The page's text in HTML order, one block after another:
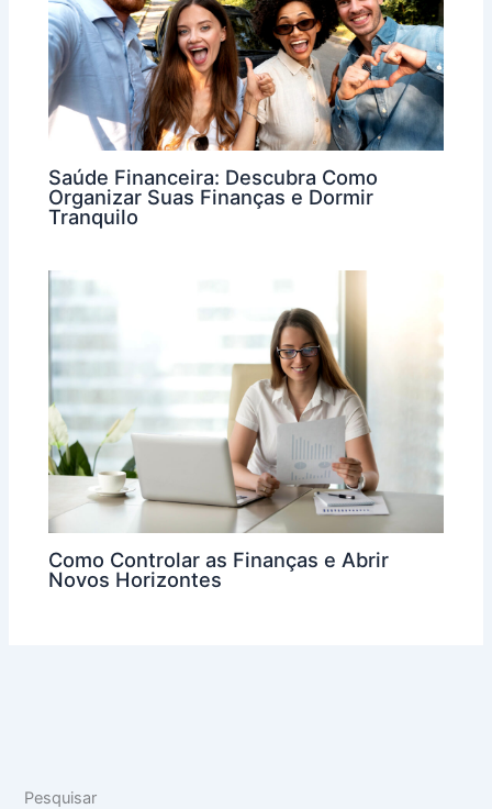
Saúde Financeira: Descubra Como
Organizar Suas Finanças e Dormir
Tranquilo
Como Controlar as Finanças e Abrir
Novos Horizontes
Pesquisar